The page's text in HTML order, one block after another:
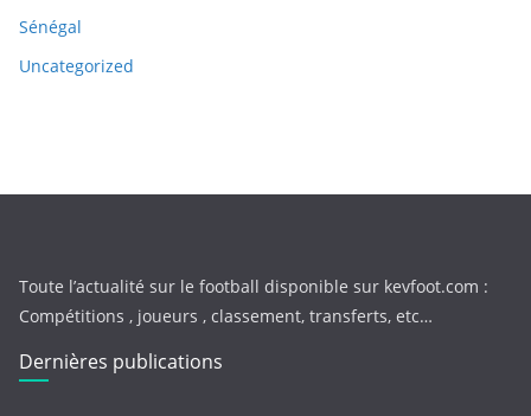
Sénégal
Uncategorized
Toute l’actualité sur le football disponible sur kevfoot.com :
Compétitions , joueurs , classement, transferts, etc…
Dernières publications